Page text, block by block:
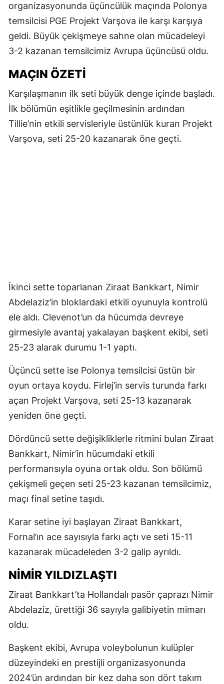
organizasyonunda üçüncülük maçında Polonya
temsilcisi PGE Projekt Varşova ile karşı karşıya
geldi. Büyük çekişmeye sahne olan mücadeleyi
3-2 kazanan temsilcimiz Avrupa üçüncüsü oldu.
MAÇIN ÖZETI
Karşılaşmanın ilk seti büyük denge içinde başladı.
İlk bölümün eşitlikle geçilmesinin ardından
Tillie’nin etkili servisleriyle üstünlük kuran Projekt
Varşova, seti 25-20 kazanarak öne geçti.
İkinci sette toparlanan Ziraat Bankkart, Nimir
Abdelaziz’in bloklardaki etkili oyunuyla kontrolü
ele aldı. Clevenot’un da hücumda devreye
girmesiyle avantaj yakalayan başkent ekibi, seti
25-23 alarak durumu 1-1 yaptı.
Üçüncü sette ise Polonya temsilcisi üstün bir
oyun ortaya koydu. Firlej’in servis turunda farkı
açan Projekt Varşova, seti 25-13 kazanarak
yeniden öne geçti.
Dördüncü sette değişikliklerle ritmini bulan Ziraat
Bankkart, Nimir’in hücumdaki etkili
performansıyla oyuna ortak oldu. Son bölümü
çekişmeli geçen seti 25-23 kazanan temsilcimiz,
maçı final setine taşıdı.
Karar setine iyi başlayan Ziraat Bankkart,
Fornal’ın ace sayısıyla farkı açtı ve seti 15-11
kazanarak mücadeleden 3-2 galip ayrıldı.
NIMIR YILDIZLAŞTI
Ziraat Bankkart’ta Hollandalı pasör çaprazı Nimir
Abdelaziz, ürettiği 36 sayıyla galibiyetin mimarı
oldu.
Başkent ekibi, Avrupa voleybolunun kulüpler
düzeyindeki en prestijli organizasyonunda
2024’ün ardından bir kez daha son dört takım